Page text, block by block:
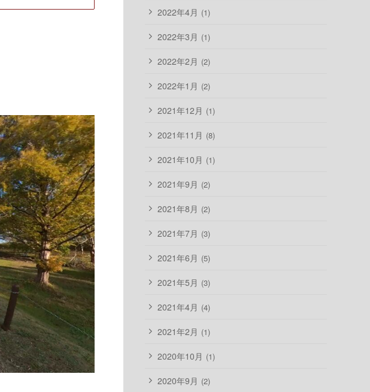
2022年4月 (1)
2022年3月 (1)
2022年2月 (2)
2022年1月 (2)
2021年12月 (1)
2021年11月 (8)
2021年10月 (1)
2021年9月 (2)
2021年8月 (2)
2021年7月 (3)
2021年6月 (5)
2021年5月 (3)
2021年4月 (4)
2021年2月 (1)
2020年10月 (1)
2020年9月 (2)